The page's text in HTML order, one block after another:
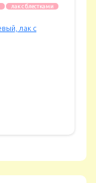
лак с блестками